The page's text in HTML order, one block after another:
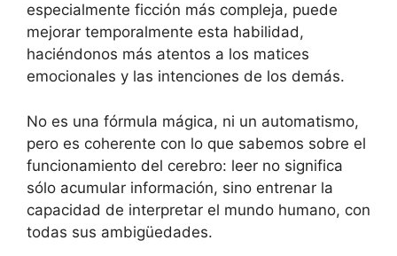
especialmente ficción más compleja, puede
mejorar temporalmente esta habilidad,
haciéndonos más atentos a los matices
emocionales y las intenciones de los demás.
No es una fórmula mágica, ni un automatismo,
pero es coherente con lo que sabemos sobre el
funcionamiento del cerebro: leer no significa
sólo acumular información, sino entrenar la
capacidad de interpretar el mundo humano, con
todas sus ambigüedades.